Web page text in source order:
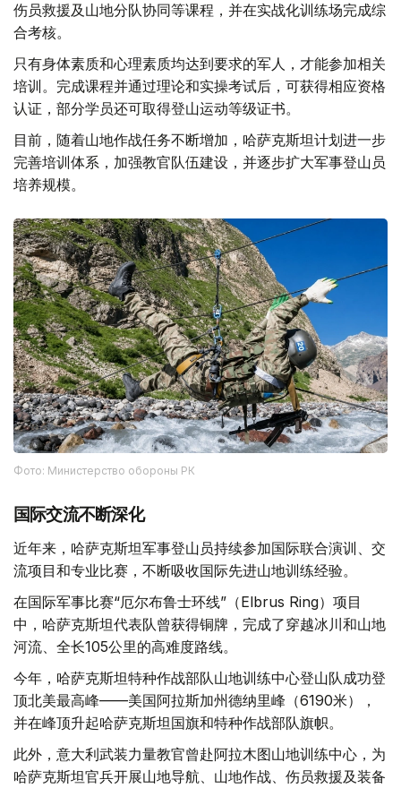
伤员救援及山地分队协同等课程，并在实战化训练场完成综
合考核。
只有身体素质和心理素质均达到要求的军人，才能参加相关
培训。完成课程并通过理论和实操考试后，可获得相应资格
认证，部分学员还可取得登山运动等级证书。
目前，随着山地作战任务不断增加，哈萨克斯坦计划进一步
完善培训体系，加强教官队伍建设，并逐步扩大军事登山员
培养规模。
Фото: Министерство обороны РК
国际交流不断深化
近年来，哈萨克斯坦军事登山员持续参加国际联合演训、交
流项目和专业比赛，不断吸收国际先进山地训练经验。
在国际军事比赛“厄尔布鲁士环线”（Elbrus Ring）项目
中，哈萨克斯坦代表队曾获得铜牌，完成了穿越冰川和山地
河流、全长105公里的高难度路线。
今年，哈萨克斯坦特种作战部队山地训练中心登山队成功登
顶北美最高峰——美国阿拉斯加州德纳里峰（6190米），
并在峰顶升起哈萨克斯坦国旗和特种作战部队旗帜。
此外，意大利武装力量教官曾赴阿拉木图山地训练中心，为
哈萨克斯坦官兵开展山地导航、山地作战、伤员救援及装备